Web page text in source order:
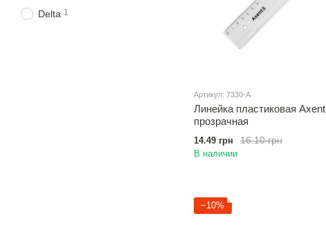
Артикул: 7330-A
Линейка пластиковая
прозрачная
16.10 грн
14.49 грн
В наличии
−10%
Delta 1